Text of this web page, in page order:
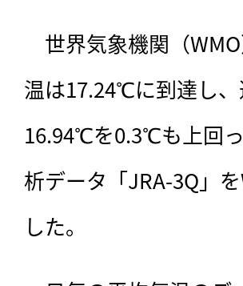
世界気象機関（
温は17.24℃に到達し
16.94℃を0.3℃も上回
析データ「JRA-3Q」
した。